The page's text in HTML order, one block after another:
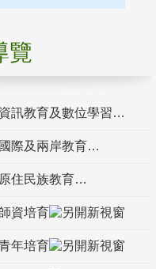
覽
資訊教育及數位學習
國際及兩岸教育
原住民族教育
師資培育
年培育